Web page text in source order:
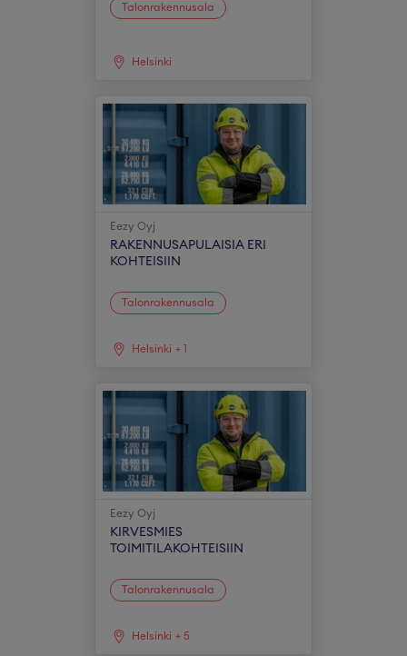
Talonrakennusala
Helsinki
Eezy Oyj
RAKENNUSAPULAISIA ERI
KOHTEISIIN
Talonrakennusala
Helsinki + 1
Eezy Oyj
KIRVESMIES
TOIMITILAKOHTEISIIN
Talonrakennusala
Helsinki + 5